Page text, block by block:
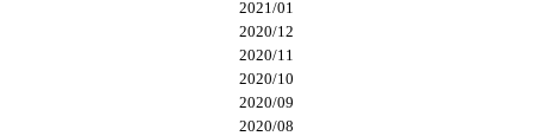
2021/01
2020/12
2020/11
2020/10
2020/09
2020/08